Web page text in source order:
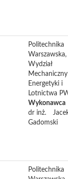
Politechnika
Warszawska,
Wydział
Mechaniczny
Energetyki i
Lotnictwa
Wykonawca
dr inż.
Gadomski
Politechnika